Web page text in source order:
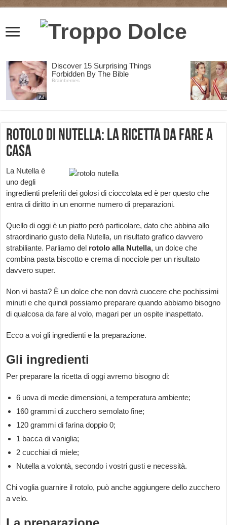
Rotolo di Nutella: la ricetta da fare a
casa
La Nutella è
uno degli
ingredienti preferiti dei golosi di cioccolata ed è per questo che
entra di diritto in un enorme numero di preparazioni.
Quello di oggi è un piatto però particolare, dato che abbina allo
straordinario gusto della Nutella, un risultato grafico davvero
strabiliante. Parliamo del rotolo alla Nutella, un dolce che
combina pasta biscotto e crema di nocciole per un risultato
davvero super.
Non vi basta? È un dolce che non dovrà cuocere che pochissimi
minuti e che quindi possiamo preparare quando abbiamo bisogno
di qualcosa da fare al volo, magari per un ospite inaspettato.
Ecco a voi gli ingredienti e la preparazione.
Gli ingredienti
Per preparare la ricetta di oggi avremo bisogno di:
6 uova di medie dimensioni, a temperatura ambiente;
160 grammi di zucchero semolato fine;
120 grammi di farina doppio 0;
1 bacca di vaniglia;
2 cucchiai di miele;
Nutella a volontà, secondo i vostri gusti e necessità.
Chi voglia guarnire il rotolo, può anche aggiungere dello zucchero
a velo.